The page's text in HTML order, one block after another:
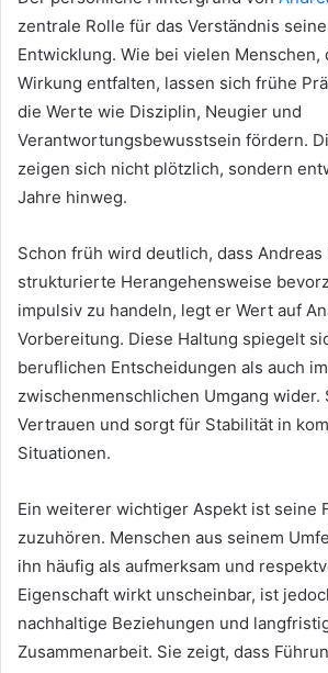
zentrale Rolle für das Verständnis
Entwicklung. Wie bei vielen Menschen,
Wirkung entfalten, lassen sich frühe
die Werte wie Disziplin, Neugier und
Verantwortungsbewusstsein fördern.
zeigen sich nicht plötzlich, sondern
Jahre hinweg.
Schon früh wird deutlich, dass Andreas
strukturierte Herangehensweise
impulsiv zu handeln, legt er Wert auf
Vorbereitung. Diese Haltung spiegelt
beruflichen Entscheidungen als auch im
zwischenmenschlichen Umgang wider.
Vertrauen und sorgt für Stabilität in
Situationen.
Ein weiterer wichtiger Aspekt ist seine
zuzuhören. Menschen aus seinem
ihn häufig als aufmerksam und
Eigenschaft wirkt unscheinbar, ist
nachhaltige Beziehungen und
Zusammenarbeit. Sie zeigt, dass